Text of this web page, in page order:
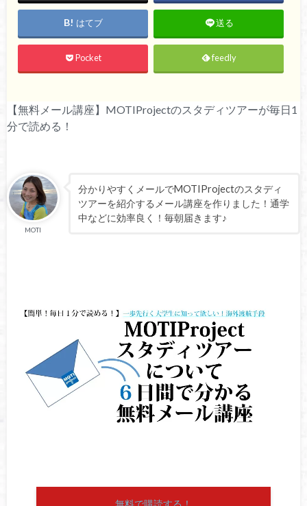
はてブ 送る
Pocket feedly
【無料メール講座】MOTIProjectのスタディツアーが毎日1
分で読める！
MOTI
分かりやすくメールでMOTIProjectのスタディ
ツアーを紹介するメール講座を作りました！通学
中などに効率良く！毎朝届きます♪